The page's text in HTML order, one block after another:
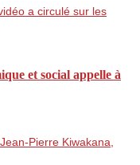
a circulé sur les
et social appelle à
Pierre Kiwakana,